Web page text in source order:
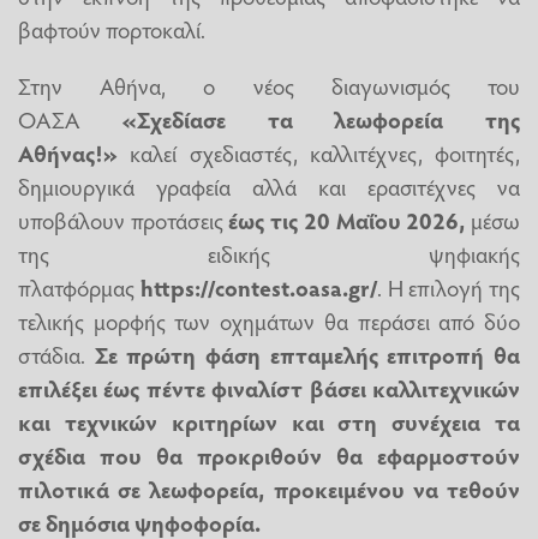
βαφτούν πορτοκαλί.
Στην Αθήνα, ο νέος διαγωνισμός του
ΟΑΣΑ «Σχεδίασε τα λεωφορεία της
Αθήνας!» καλεί σχεδιαστές, καλλιτέχνες, φοιτητές,
δημιουργικά γραφεία αλλά και ερασιτέχνες να
υποβάλουν προτάσειςέως τις 20 Μαΐου 2026, μέσω
της ειδικής ψηφιακής
πλατφόρμας https://contest.oasa.gr/. Η επιλογή της
τελικής μορφής των οχημάτων θα περάσει από δύο
στάδια. Σε πρώτη φάση επταμελής επιτροπή θα
επιλέξει έως πέντε φιναλίστ βάσει καλλιτεχνικών
και τεχνικών κριτηρίων και στη συνέχεια τα
σχέδια που θα προκριθούν θα εφαρμοστούν
πιλοτικά σε λεωφορεία, προκειμένου να τεθούν
σε δημόσια ψηφοφορία.